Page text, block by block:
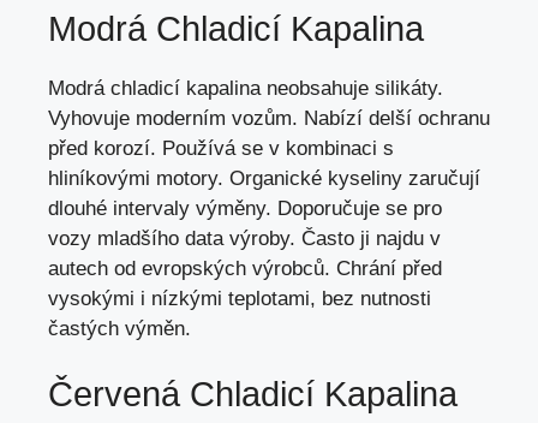
Modrá Chladicí Kapalina
Modrá chladicí kapalina neobsahuje silikáty.
Vyhovuje moderním vozům. Nabízí delší ochranu
před korozí. Používá se v kombinaci s
hliníkovými motory. Organické kyseliny zaručují
dlouhé intervaly výměny. Doporučuje se pro
vozy mladšího data výroby. Často ji najdu v
autech od evropských výrobců. Chrání před
vysokými i nízkými teplotami, bez nutnosti
častých výměn.
Červená Chladicí Kapalina